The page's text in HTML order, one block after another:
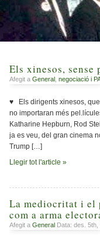
Els xinesos, sense
Afegit a General negociació i
♥ Els dirigents xinesos,
no importaran més
Katharine Hepburn, Rod
ja es veu, del gran cinema
Trump […]
Llegir tot l'article »
La mediocritat i el
com a arma
Afegit a General Data: des. 5th,